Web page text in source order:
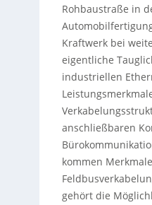
Rohbaustraße in
Kraftwerk bei
eigentliche
industriellen
anschließbaren
kommen
gehört die